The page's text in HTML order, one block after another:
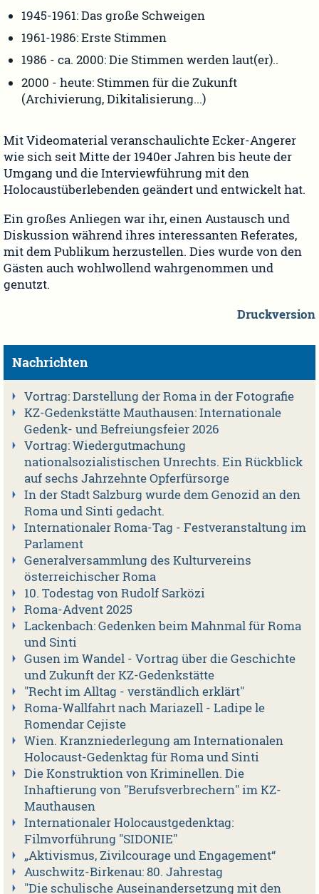
1945-1961: Das große Schweigen
1961-1986: Erste Stimmen
1986 - ca. 2000: Die Stimmen werden laut(er)..
2000 - heute: Stimmen für die Zukunft
(Archivierung, Dikitalisierung...)
Mit Videomaterial veranschaulichte Ecker-Angerer
wie sich seit Mitte der 1940er Jahren bis heute der
Umgang und die Interviewführung mit den
Holocaustüberlebenden geändert und entwickelt hat.
Ein großes Anliegen war ihr, einen Austausch und
Diskussion während ihres interessanten Referates,
mit dem Publikum herzustellen. Dies wurde von den
Gästen auch wohlwollend wahrgenommen und
genutzt.
Druckversion
Nachrichten
Vortrag: Darstellung der Roma in der Fotografie
KZ-Gedenkstätte Mauthausen: Internationale
Gedenk- und Befreiungsfeier 2026
Vortrag: Wiedergutmachung
nationalsozialistischen Unrechts. Ein Rückblick
auf sechs Jahrzehnte Opferfürsorge
In der Stadt Salzburg wurde dem Genozid an den
Roma und Sinti gedacht.
Internationaler Roma-Tag - Festveranstaltung im
Parlament
Generalversammlung des Kulturvereins
österreichischer Roma
10. Todestag von Rudolf Sarközi
Roma-Advent 2025
Lackenbach: Gedenken beim Mahnmal für Roma
und Sinti
Gusen im Wandel - Vortrag über die Geschichte
und Zukunft der KZ-Gedenkstätte
"Recht im Alltag - verständlich erklärt"
Roma-Wallfahrt nach Mariazell - Ladipe le
Romendar Cejiste
Wien. Kranzniederlegung am Internationalen
Holocaust-Gedenktag für Roma und Sinti
Die Konstruktion von Kriminellen. Die
Inhaftierung von "Berufsverbrechern" im KZ-
Mauthausen
Internationaler Holocaustgedenktag:
Filmvorführung "SIDONIE"
„Aktivismus, Zivilcourage und Engagement“
Auschwitz-Birkenau: 80. Jahrestag
"Die schulische Auseinandersetzung mit den